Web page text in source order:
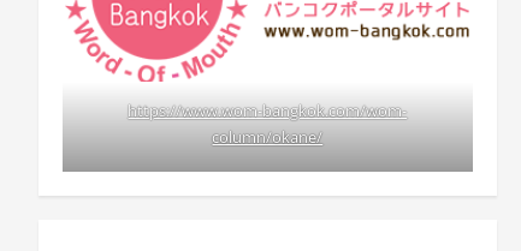
https://www.wom-bangkok.com/wom-
column/okane/